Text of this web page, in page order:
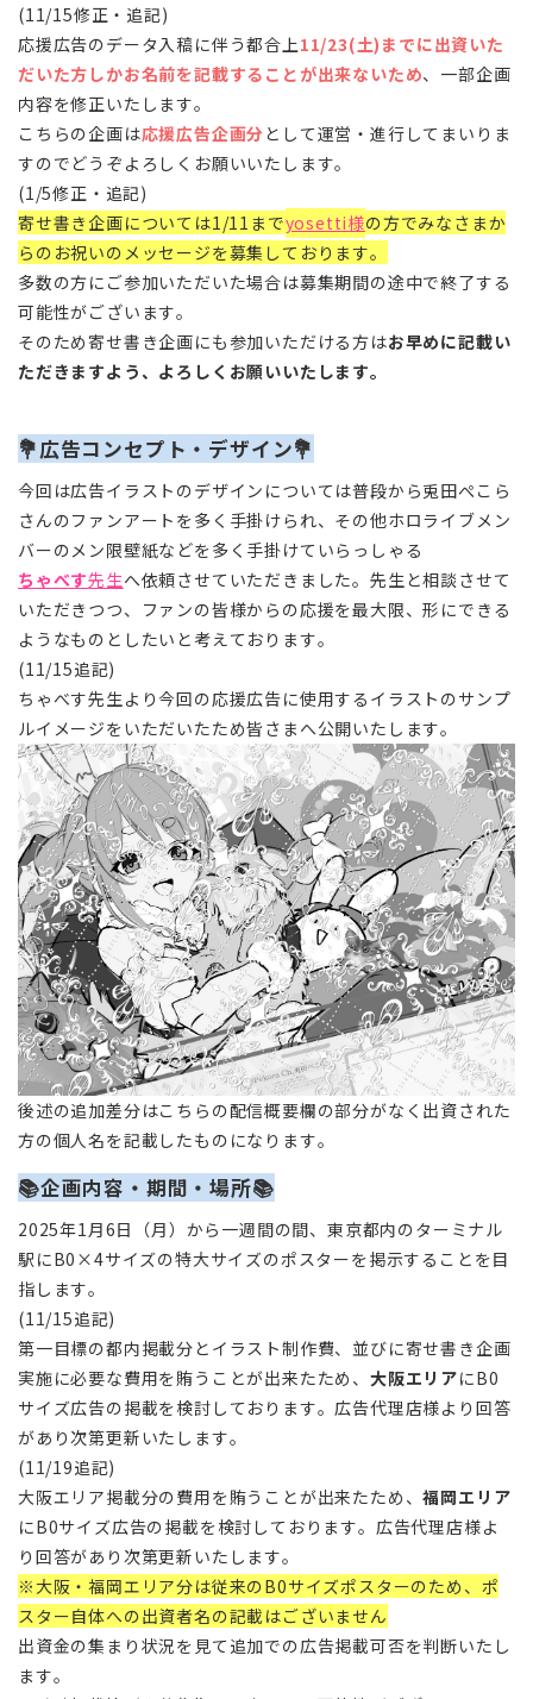
(11/15修正・追記)
応援広告のデータ入稿に伴う都合上11/23(土)までに出資いた
だいた方しかお名前を記載することが出来ないため、一部企画
内容を修正いたします。
こちらの企画は応援広告企画分として運営・進行してまいりま
すのでどうぞよろしくお願いいたします。
(1/5修正・追記)
寄せ書き企画については1/11までyosetti様の方でみなさまか
らのお祝いのメッセージを募集しております。
多数の方にご参加いただいた場合は募集期間の途中で終了する
可能性がございます。
そのため寄せ書き企画にも参加いただける方はお早めに記載い
ただきますよう、よろしくお願いいたします。
💐広告コンセプト・デザイン💐
今回は広告イラストのデザインについては普段から兎田ぺこら
さんのファンアートを多く手掛けられ、その他ホロライブメン
バーのメン限壁紙などを多く手掛けていらっしゃる
ちゃべす先生へ依頼させていただきました。先生と相談させて
いただきつつ、ファンの皆様からの応援を最大限、形にできる
ようなものとしたいと考えております。
(11/15追記)
ちゃべす先生より今回の応援広告に使用するイラストのサンプ
ルイメージをいただいたため皆さまへ公開いたします。
後述の追加差分はこちらの配信概要欄の部分がなく出資された
方の個人名を記載したものになります。
📚企画内容・期間・場所📚
2025年1月6日（月）から一週間の間、東京都内のターミナル
駅にB0×4サイズの特大サイズのポスターを掲示することを目
指します。
(11/15追記)
第一目標の都内掲載分とイラスト制作費、並びに寄せ書き企画
実施に必要な費用を賄うことが出来たため、大阪エリアにB0
サイズ広告の掲載を検討しております。広告代理店様より回答
があり次第更新いたします。
(11/19追記)
大阪エリア掲載分の費用を賄うことが出来たため、福岡エリア
にB0サイズ広告の掲載を検討しております。 広告代理店様よ
り回答があり次第更新いたします。
※大阪・福岡エリア分は従来のB0サイズポスターのため、ポ
スター自体への出資者名の記載はございません
出資金の集まり状況を見て追加での広告掲載可否を判断いたし
ます。